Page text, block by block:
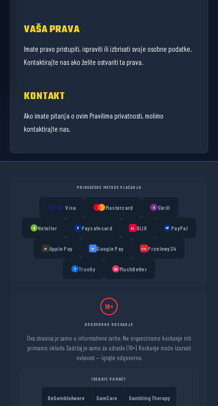
VAŠA PRAVA
Imate pravo pristupiti, ispraviti ili izbrisati svoje osobne podatke.
Kontaktirajte nas ako želite ostvariti ta prava.
KONTAKT
Ako imate pitanja o ovim Pravilima privatnosti, molimo
kontaktirajte nas.
PRIHVAĆENE METODE PLAĆANJA
Visa Mastercard S Skrill
N Neteller P Paysafecard BL BLIK PP PayPal
AP Apple Pay GP Google Pay P24 Przelewy24
T Trustly MB MuchBetter
18+
ODGOVORNO KOCKANJE
Ova stranica je samo u informativne svrhe. Ne organiziramo kockanje niti
primamo oklade. Sadržaj je samo za odrasle (18+). Kockanje može izazvati
ovisnost — igrajte odgovorno.
TREBATE POMOĆ?
BeGambleAware GamCare Gambling Therapy